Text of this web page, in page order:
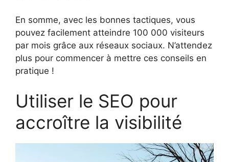
En somme, avec les bonnes tactiques, vous
pouvez facilement atteindre 100 000 visiteurs
par mois grâce aux réseaux sociaux. N’attendez
plus pour commencer à mettre ces conseils en
pratique !
Utiliser le SEO pour
accroître la visibilité